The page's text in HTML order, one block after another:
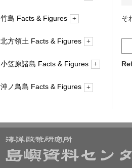
概要
2. 地理
3. 海洋・気象
5. 産業
竹島 Facts & Figures
概要
2. 地理
3. 海洋・気象
6. 環境
7. 補足
北方領土 Facts & Figures
2. 地理
5. 海洋・気象
6. 生態系
小笠原諸島 Facts & Figures
概要
3. 産業
4. 生活
5. 海洋・気象
沖ノ鳥島 Facts & Figures
そ